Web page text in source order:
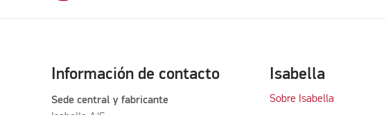
Información de contacto
Sede central y fabricante
Isabella
Sobre Isabella